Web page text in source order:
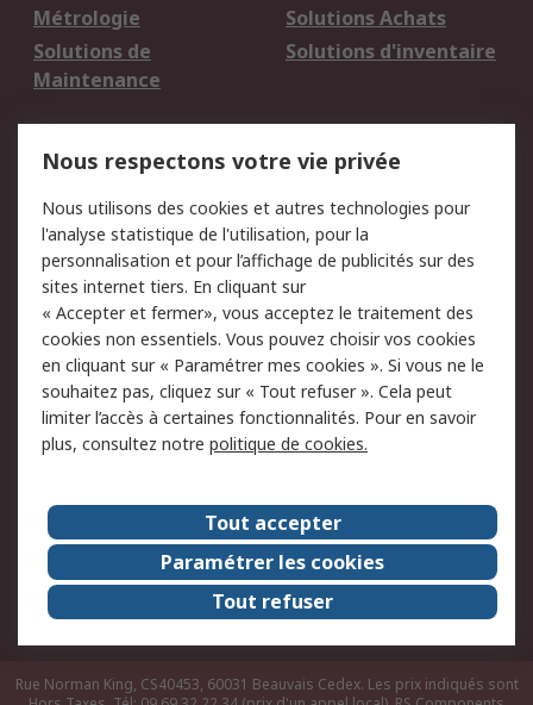
Métrologie
Solutions Achats
Solutions de
Maintenance
Solutions d'inventaire
du site
Politique de protection
des données - Mise à
jour
Sécurité des E-mails
Conditions générales
de vente
Politique anti-
corruption
Campagnes marketing
A propos de RS
A propos de RS France
Evénements
Le groupe RS Group Plc
Presse
RS dans le monde
Démarche RSE
Nous rejoindre
RS Particuliers
Rue Norman King, CS40453, 60031 Beauvais Cedex. Les prix indiqués sont
Nous respectons votre vie privée
Nous utilisons des cookies et autres technologies pour
l'analyse statistique de l'utilisation, pour la
personnalisation et pour l’affichage de publicités sur des
sites internet tiers. En cliquant sur
« Accepter et fermer», vous acceptez le traitement des
cookies non essentiels. Vous pouvez choisir vos cookies
en cliquant sur « Paramétrer mes cookies ». Si vous ne le
souhaitez pas, cliquez sur « Tout refuser ». Cela peut
limiter l’accès à certaines fonctionnalités. Pour en savoir
plus, consultez notre politique de cookies.
Tout accepter
Paramétrer les cookies
Tout refuser